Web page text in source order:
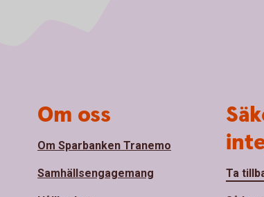
Om oss
Om Sparbanken Tranemo
Samhällsengagemang Ta